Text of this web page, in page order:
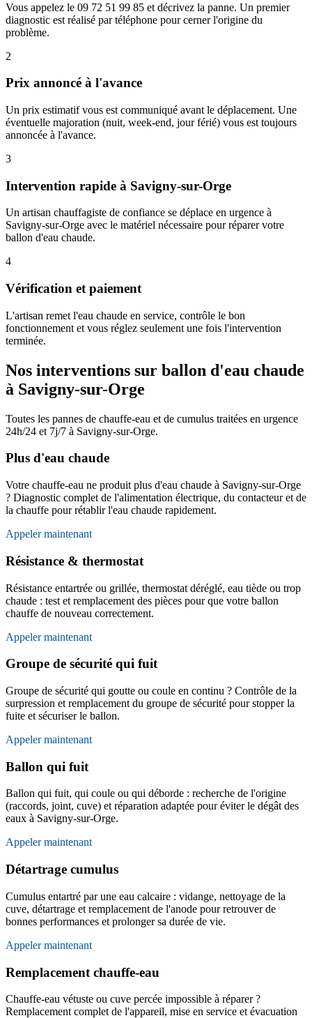
Vous appelez le 09 72 51 99 85 et décrivez la panne. Un premier
diagnostic est réalisé par téléphone pour cerner l'origine du
problème.
2
Prix annoncé à l'avance
Un prix estimatif vous est communiqué avant le déplacement. Une
éventuelle majoration (nuit, week-end, jour férié) vous est toujours
annoncée à l'avance.
3
Intervention rapide à Savigny-sur-Orge
Un artisan chauffagiste de confiance se déplace en urgence à
Savigny-sur-Orge avec le matériel nécessaire pour réparer votre
ballon d'eau chaude.
4
Vérification et paiement
L'artisan remet l'eau chaude en service, contrôle le bon
fonctionnement et vous réglez seulement une fois l'intervention
terminée.
Nos interventions sur ballon d'eau chaude
à Savigny-sur-Orge
Toutes les pannes de chauffe-eau et de cumulus traitées en urgence
24h/24 et 7j/7 à Savigny-sur-Orge.
Plus d'eau chaude
Votre chauffe-eau ne produit plus d'eau chaude à Savigny-sur-Orge
? Diagnostic complet de l'alimentation électrique, du contacteur et de
la chauffe pour rétablir l'eau chaude rapidement.
Appeler maintenant
Résistance & thermostat
Résistance entartrée ou grillée, thermostat déréglé, eau tiède ou trop
chaude : test et remplacement des pièces pour que votre ballon
chauffe de nouveau correctement.
Appeler maintenant
Groupe de sécurité qui fuit
Groupe de sécurité qui goutte ou coule en continu ? Contrôle de la
surpression et remplacement du groupe de sécurité pour stopper la
fuite et sécuriser le ballon.
Appeler maintenant
Ballon qui fuit
Ballon qui fuit, qui coule ou qui déborde : recherche de l'origine
(raccords, joint, cuve) et réparation adaptée pour éviter le dégât des
eaux à Savigny-sur-Orge.
Appeler maintenant
Détartrage cumulus
Cumulus entartré par une eau calcaire : vidange, nettoyage de la
cuve, détartrage et remplacement de l'anode pour retrouver de
bonnes performances et prolonger sa durée de vie.
Appeler maintenant
Remplacement chauffe-eau
Chauffe-eau vétuste ou cuve percée impossible à réparer ?
Remplacement complet de l'appareil, mise en service et évacuation